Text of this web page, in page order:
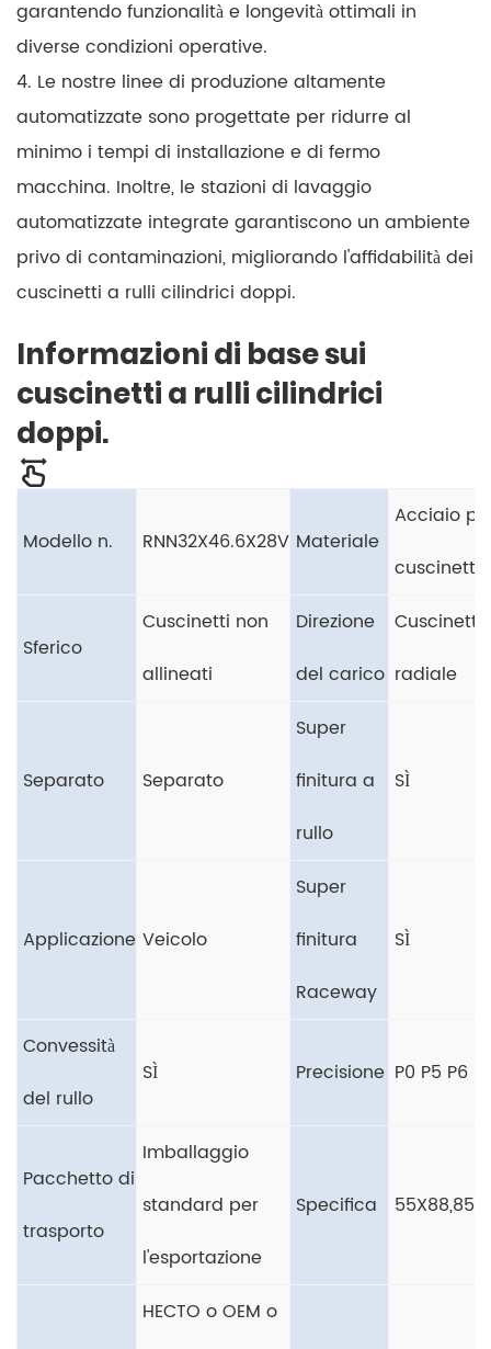
garantendo funzionalità e longevità ottimali in
diverse condizioni operative.
4. Le nostre linee di produzione altamente
automatizzate sono progettate per ridurre al
minimo i tempi di installazione e di fermo
macchina. Inoltre, le stazioni di lavaggio
automatizzate integrate garantiscono un ambiente
privo di contaminazioni, migliorando l'affidabilità dei
cuscinetti a rulli cilindrici doppi.
Informazioni di base sui
cuscinetti a rulli cilindrici
doppi.
Modello n. RNN32X46.6X28V Materiale
Acciaio
cuscinetti
Sferico
Cuscinetti non
allineati
Direzione
del carico
Cuscinetto
radiale
Separato Separato
Super
finitura a
rullo
SÌ
Applicazione Veicolo
Super
finitura
Raceway
SÌ
Convessità
del rullo
SÌ Precisione P0 P5 P6
Pacchetto di
trasporto
Imballaggio
standard per
l'esportazione
Specifica
HECTO o OEM o